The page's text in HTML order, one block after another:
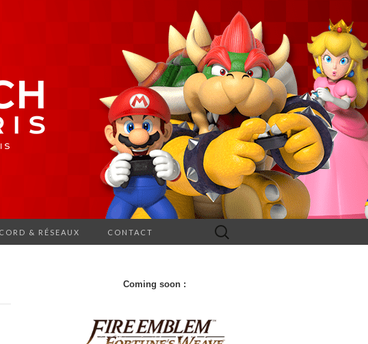
& RÉSEAUX CONTACT Rechercher :
Coming soon :